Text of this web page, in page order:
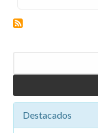
€
a
Destacados